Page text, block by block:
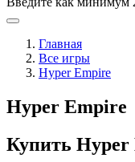
Главная
Все игры
Hyper Empire
Hyper Empire
Купить Hyper